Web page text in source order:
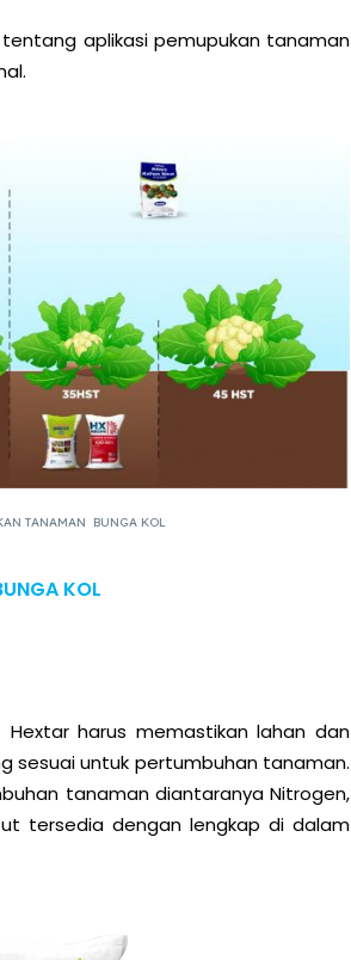
aplikasi pemupukan tanaman
TANAMAN BUNGA KOL
KOL
harus memastikan lahan dan
sesuai untuk pertumbuhan tanaman.
tanaman diantaranya Nitrogen,
tersedia dengan lengkap di dalam